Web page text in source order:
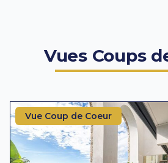
Vues Coups
Vue Coup de Coeur